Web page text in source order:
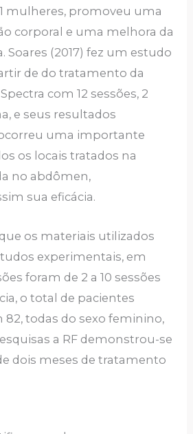
mulheres, promoveu uma
corporal e uma melhora da
Soares (2017) fez um estudo
de do tratamento da
com 12 sessões, 2
e seus resultados
uma importante
os locais tratados na
no abdômen,
sua eficácia.
os materiais utilizados
experimentais, em
foram de 2 a 10 sessões
o total de pacientes
82, todas do sexo feminino,
a RF demonstrou-se
dois meses de tratamento